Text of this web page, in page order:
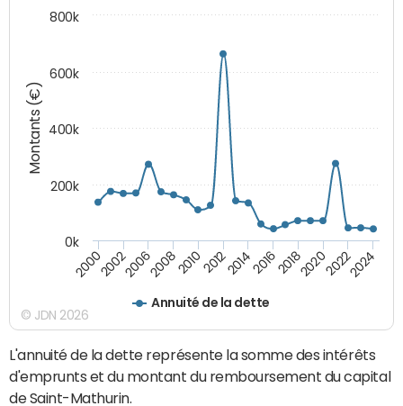
Montants (€)
Annuité de la dette
200020022006200820102012201420162018202020222024
0k
200k
400k
600k
800k
© JDN 2026
L'annuité de la dette représente la somme des intérêts
d'emprunts et du montant du remboursement du capital
de Saint-Mathurin.